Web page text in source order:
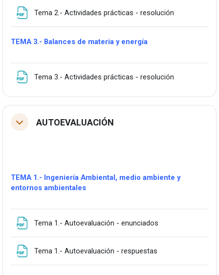
Tema 2.- Actividades prácticas - resolución
TEMA 3.- Balances de materia y energía
Tema 3.- Actividades prácticas - resolución
TolestuAUTOEVALUACIÓN
TEMA 1.- Ingeniería Ambiental, medio ambiente y
entornos ambientales
Tema 1.- Autoevaluación - enunciados
Tema 1.- Autoevaluación - respuestas